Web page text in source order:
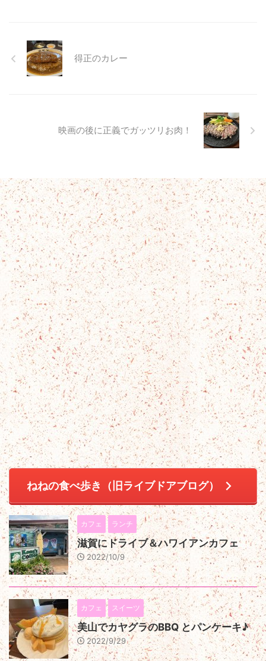
得正のカレー
映画の後に正義でガッツリお肉！
ねねの食べ歩き（旧ライブドアブログ）
カフェ ランチ
滋賀にドライブ＆ハワイアンカフェ
2022/10/9
カフェ スイーツ
美山でカヤグラのBBQ とパンケーキ♪
2022/9/29